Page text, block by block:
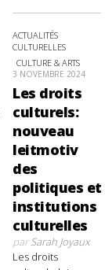
ACTUALITÉS
CULTURELLES
CULTURE & ARTS
3 NOVEMBRE 2024
Les droits
culturels:
nouveau
leitmotiv
des
politiques et
institutions
culturelles
parSarah Joyaux
Les droits